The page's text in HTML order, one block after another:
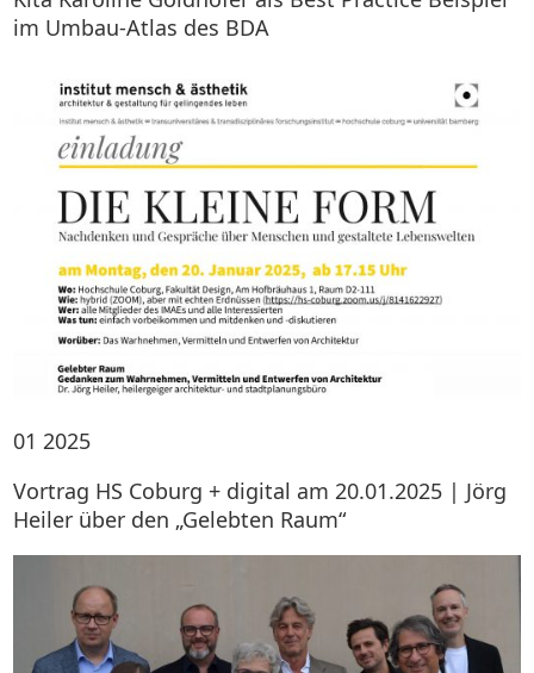
im Umbau-Atlas des BDA
01 2025
Vortrag HS Coburg + digital am 20.01.2025 | Jörg
Heiler über den „Gelebten Raum“